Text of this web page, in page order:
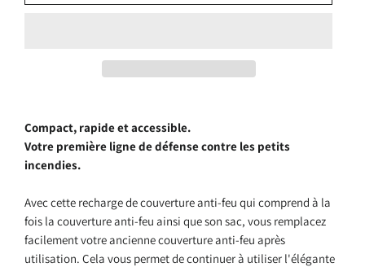
Compact, rapide et accessible.
Votre première ligne de défense contre les petits
incendies.
Avec cette recharge de couverture anti-feu qui comprend à la
fois la couverture anti-feu ainsi que son sac, vous remplacez
facilement votre ancienne couverture anti-feu après
utilisation. Cela vous permet de continuer à utiliser l'élégante